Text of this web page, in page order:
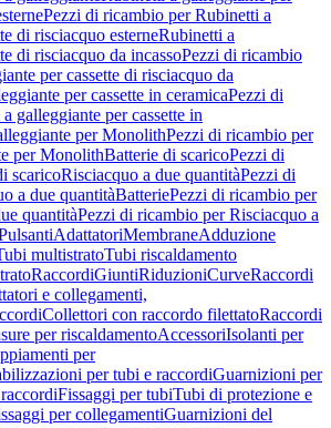
Pezzi di ricambio per Rubinetti a
di risciacquo esterneRubinetti a
di risciacquo da incassoPezzi di ricambio
per cassette di risciacquo da
per cassette in ceramicaPezzi di
galleggiante per cassette in
per MonolithPezzi di ricambio per
per MonolithBatterie di scaricoPezzi di
scaricoRisciacquo a due quantitàPezzi di
a due quantitàBatteriePezzi di ricambio per
quantitàPezzi di ricambio per Risciacquo a
AdattatoriMembraneAdduzione
multistratoTubi riscaldamento
RaccordiGiuntiRiduzioniCurveRaccordi
e collegamenti,
Collettori con raccordo filettatoRaccordi
per riscaldamentoAccessoriIsolanti per
per
per tubi e raccordiGuarnizioni per
Fissaggi per tubiTubi di protezione e
per collegamentiGuarnizioni del